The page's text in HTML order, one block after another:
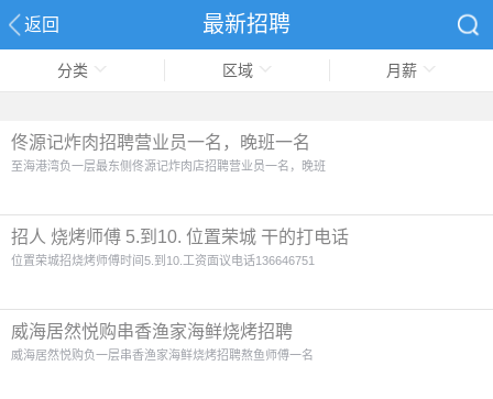
返回
首页
最新招聘
分类 区域 月薪
佟源记炸肉招聘营业员一名，晚班一名
至海港湾负一层最东侧佟源记炸肉店招聘营业员一名，晚班
招人 烧烤师傅 5.到10. 位置荣城 干的打电话
位置荣城招烧烤师傅时间5.到10.工资面议电话136646751
威海居然悦购串香渔家海鲜烧烤招聘
威海居然悦购负一层串香渔家海鲜烧烤招聘熬鱼师傅一名